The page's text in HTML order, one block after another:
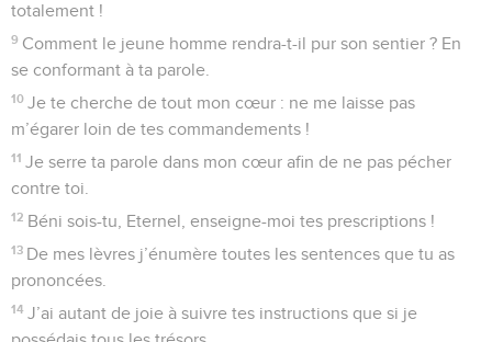
totalement !
9 Comment le jeune homme rendra-t-il pur son sentier ? En
se conformant à ta parole.
10 Je te cherche de tout mon cœur : ne me laisse pas
m’égarer loin de tes commandements !
11 Je serre ta parole dans mon cœur afin de ne pas pécher
contre toi.
12 Béni sois-tu, Eternel, enseigne-moi tes prescriptions !
13 De mes lèvres j’énumère toutes les sentences que tu as
prononcées.
14 J’ai autant de joie à suivre tes instructions que si je